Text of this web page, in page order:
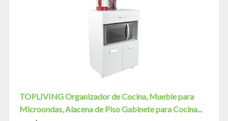
TOPLIVING Organizador de Cocina, Mueble para
Microondas, Alacena de Piso Gabinete para Cocina...